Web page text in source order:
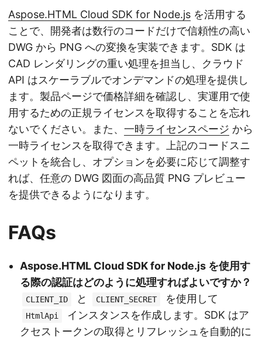
Aspose.HTML Cloud SDK for Node.js を活用する
ことで、開発者は数行のコードだけで信頼性の高い
DWG から PNG への変換を実装できます。SDK は
CAD レンダリングの重い処理を担当し、クラウド
API はスケーラブルでオンデマンドの処理を提供し
ます。製品ページで価格詳細を確認し、実運用で使
用するための正規ライセンスを取得することを忘れ
ないでください。また、 一時ライセンスページ から
一時ライセンスを取得できます。上記のコードスニ
ペットを統合し、オプションを必要に応じて調整す
れば、任意の DWG 図面の高品質 PNG プレビュー
を提供できるようになります。
FAQs
Aspose.HTML Cloud SDK for Node.js を使用す
る際の認証はどのように処理すればよいですか？
CLIENT_ID と CLIENT_SECRET を使用して
HtmlApi
インスタンスを作成します。SDK はア
クセストークンの取得とリフレッシュを自動的に